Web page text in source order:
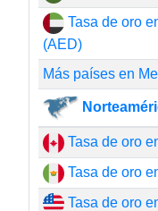
Tasa de oro
(AED)
Más países en
Tasa de oro
Tasa de oro
Tasa de oro